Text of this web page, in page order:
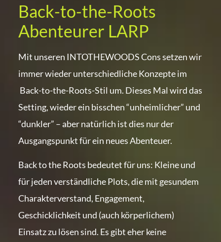
Back-to-the-Roots
Abenteurer LARP
Mit unseren INTOTHEWOODS Cons setzen wir
immer wieder unterschiedliche Konzepte im
Back-to-the-Roots-Stil um. Dieses Mal wird das
Setting, wieder ein bisschen “unheimlicher” und
“dunkler” – aber natürlich ist dies nur der
Ausgangspunkt für ein neues Abenteuer.
Back to the Roots bedeutet für uns: Kleine und
für jeden verständliche Plots, die mit gesundem
Charakterverstand, Engagement,
Geschicklichkeit und (auch körperlichem)
Einsatz zu lösen sind. Es gibt eher keine